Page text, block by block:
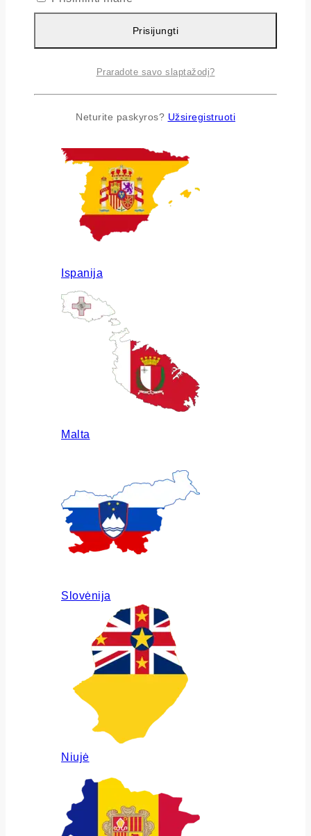
Airija
Ispanija
Malta
Slovėnija
Niujė
Prisijungti
Praradote savo slaptažodį?
Neturite paskyros? Užsiregistruoti